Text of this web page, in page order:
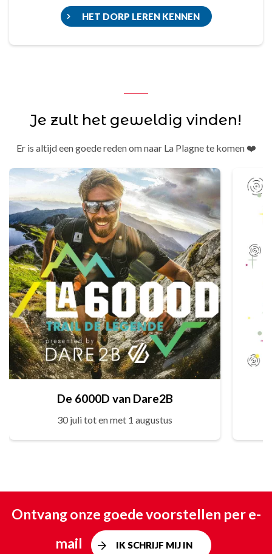
HET DORP LEREN KENNEN
Je zult het geweldig vinden!
Er is altijd een goede reden om naar La Plagne te komen ❤️
De 6000D van Dare2B
30 juli tot en met 1 augustus
Ontvang onze goede voorstellen per e-
mail
IK SCHRIJF MIJ IN